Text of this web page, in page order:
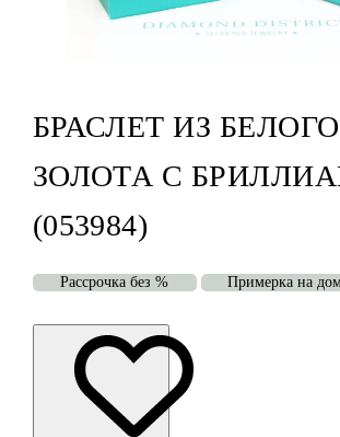
БРАСЛЕТ ИЗ БЕЛОГО
ЗОЛОТА С
(053984)
Рассрочка без % Примерка на